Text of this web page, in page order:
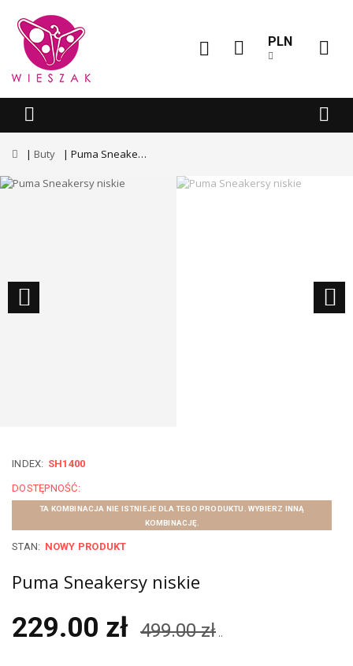
PLN
Buty Puma Sneakersy niskie
INDEX: SH1400
DOSTĘPNOŚĆ:
TA KOMBINACJA NIE ISTNIEJE DLA TEGO PRODUKTU. WYBIERZ INNĄ
KOMBINACJĘ.
STAN: NOWY PRODUKT
Puma Sneakersy niskie
229.00 zł 499.00 zł ..